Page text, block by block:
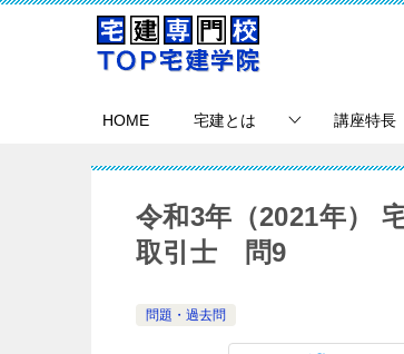
HOME 宅建とは 講座特長
令和3年（2021年）
取引士 問9
問題・過去問